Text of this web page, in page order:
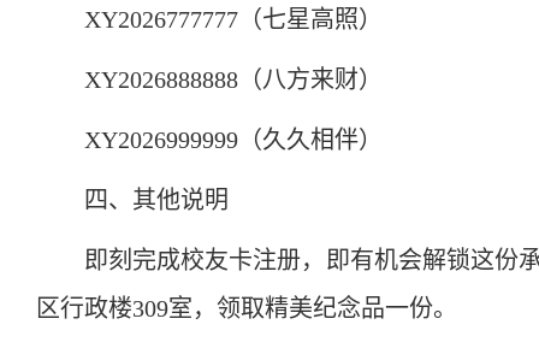
XY2026777777（七星高照）
XY2026888888（八方来财）
XY2026999999（久久相伴）
四、其他说明
即刻完成校友卡注册，即有机会解锁这份
区行政楼309室，领取精美纪念品一份。